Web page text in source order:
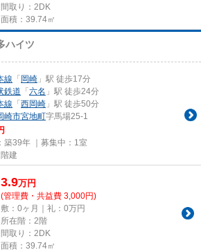
間取り：2DK
面積：39.74㎡
ハイツ
線 「 岡崎 」駅 徒歩17分
鉄道 「 六名 」駅 徒歩24分
線 「 西岡崎 」駅 徒歩50分
崎市宮地町字馬場25-1
築39年 ｜募集中： 1室
建
3.9万円
(管理費・共益費 3,000円)
敷：0ヶ月｜礼：0万円
所在階：2階
間取り：2DK
面積：39.74㎡